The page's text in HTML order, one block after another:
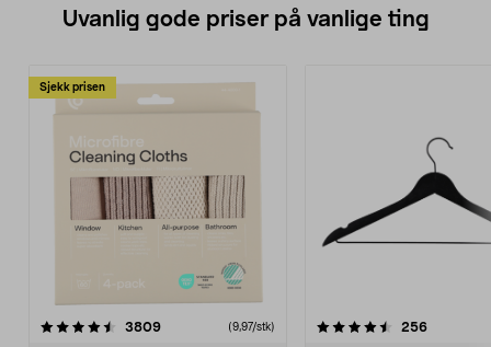
Uvanlig gode priser på vanlige ting
Sjekk prisen
3809anmeldelser(9,97/stk)
4.5av 5 stjerner 256
4.5av 5 stjerner